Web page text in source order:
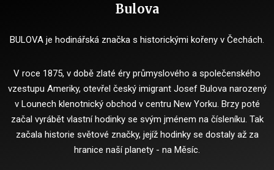
Bulova
BULOVA je hodinářská značka s historickými kořeny v Čechách.
V roce 1875, v době zlaté éry průmyslového a společenského
vzestupu Ameriky, otevřel český imigrant Josef Bulova narozený
v Lounech klenotnický obchod v centru New Yorku. Brzy poté
začal vyrábět vlastní hodinky se svým jménem na čísleníku. Tak
začala historie světové značky, jejíž hodinky se dostaly až za
hranice naší planety - na Měsíc.